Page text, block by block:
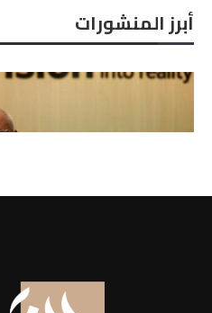
أبرز المنشورات